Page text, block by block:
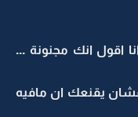
اقول انك مجنونة ...
يقنعك ان مافيه